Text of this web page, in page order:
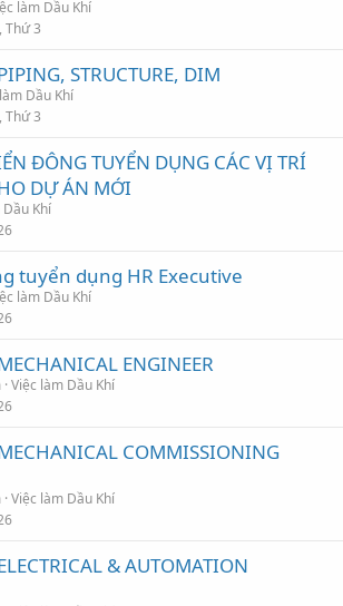
làm Dầu Khí
Thứ 3
STRUCTURE, DIM
Dầu Khí
Thứ 3
ĐÔNG TUYỂN DỤNG CÁC VỊ TRÍ
DỰ ÁN MỚI
Khí
tuyển dụng HR Executive
làm Dầu Khí
ENGINEER
Việc làm Dầu Khí
COMMISSIONING
Việc làm Dầu Khí
& AUTOMATION